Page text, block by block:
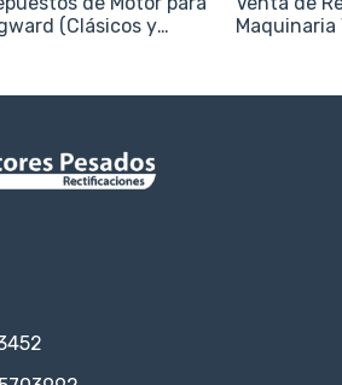
(Clásicos y
Maquinaria